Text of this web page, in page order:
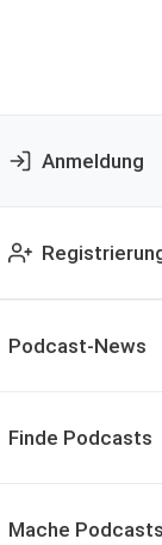
Anmeldung
Podcast-News
Finde Podcasts
Mache Podcasts